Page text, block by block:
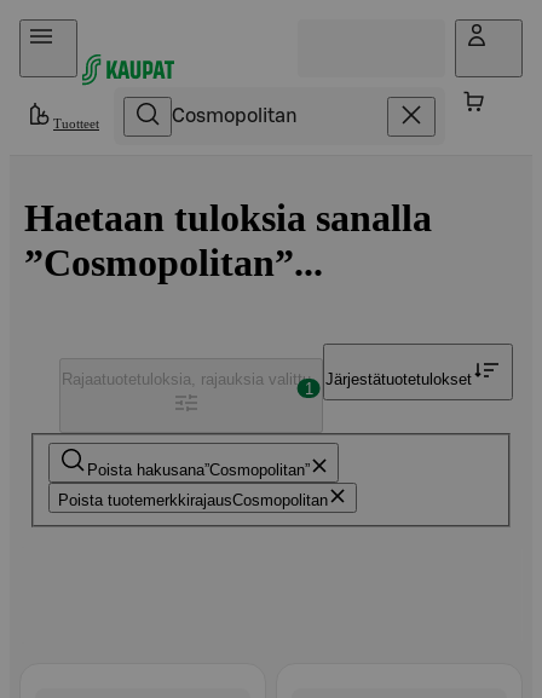
Hyppää sisältöön
Tuotteet
Haetaan tuloksia sanalla
”Cosmopolitan”...
Poista hakusana Cosmopolitan
Poista tuotemerkkirajausCosmopolitan
Rajaatuotetuloksia, rajauksia valittu
1
Järjestätuotetulokset